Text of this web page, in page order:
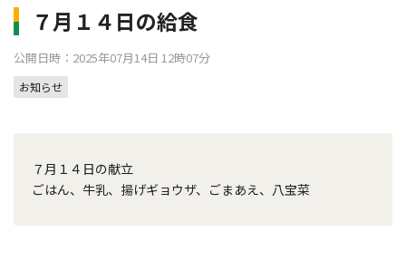
７月１４日の給食
公開日時：2025年07月14日 12時07分
お知らせ
７月１４日の献立
ごはん、牛乳、揚げギョウザ、ごまあえ、八宝菜